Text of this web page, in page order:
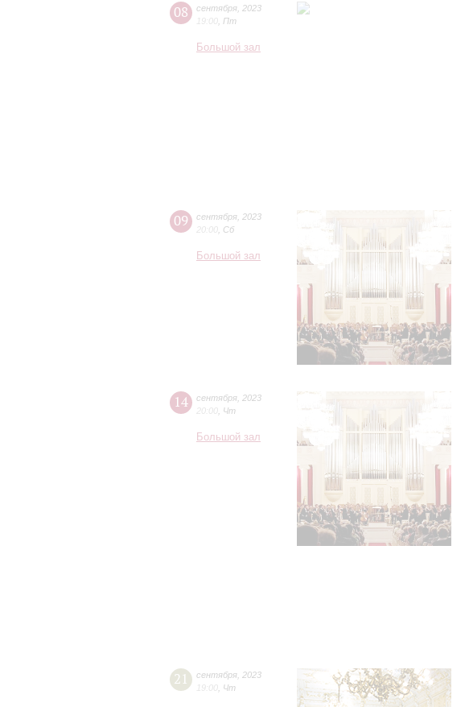
08 сентября 2023
19:00 Пт
Большой зал
09 сентября 2023
20:00 Сб
Большой зал
14 сентября 2023
20:00 Чт
Большой зал
21 сентября 2023
19:00 Чт